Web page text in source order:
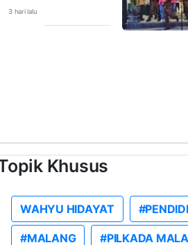
3 hari lalu
Khusus
WAHYU HIDAYAT
#MALANG #PILKADA